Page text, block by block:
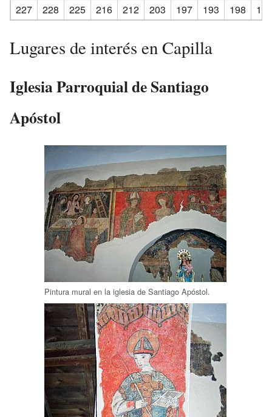
227
228 225 216 212 203 197 193 198 189
Lugares de interés en Capilla
Iglesia Parroquial de Santiago
Apóstol
Pintura mural en la iglesia de Santiago Apóstol.